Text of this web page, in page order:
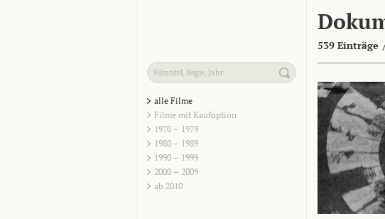
539 Einträge
alle Filme
Filme mit Kaufoption
1970 – 1979
1980 – 1989
1990 – 1999
2000 – 2009
ab 2010